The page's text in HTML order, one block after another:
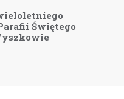
Świętego